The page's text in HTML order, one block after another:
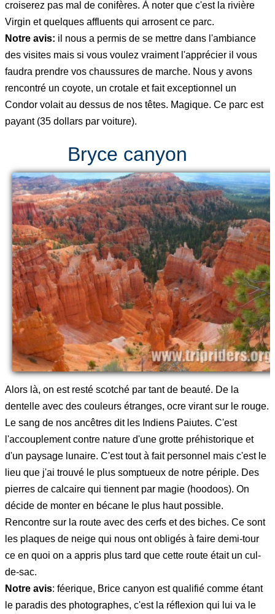
croiserez pas mal de conifères. À noter que c'est la rivière
Virgin et quelques affluents qui arrosent ce parc.
Notre avis: il nous a permis de se mettre dans l'ambiance
des visites mais si vous voulez vraiment l'apprécier il vous
faudra prendre vos chaussures de marche. Nous y avons
rencontré un coyote, un crotale et fait exceptionnel un
Condor volait au dessus de nos têtes. Magique. Ce parc est
payant (35 dollars par voiture).
Bryce canyon
Alors là, on est resté scotché par tant de beauté. De la
dentelle avec des couleurs étranges, ocre virant sur le rouge.
Le sang de nos ancêtres dit les Indiens Paiutes. C'est
l'accouplement contre nature d'une grotte préhistorique et
d'un paysage lunaire. C'est tout à fait personnel mais c'est le
lieu que j'ai trouvé le plus somptueux de notre périple. Des
pierres de calcaire qui tiennent par magie (hoodoos). On
décide de monter en bécane le plus haut possible.
Rencontre sur la route avec des cerfs et des biches. Ce sont
les plaques de neige qui nous ont obligés à faire demi-tour
ce en quoi on a appris plus tard que cette route était un cul-
de-sac.
Notre avis: féerique, Brice canyon est qualifié comme étant
le paradis des photographes, c'est la réflexion qui lui va le